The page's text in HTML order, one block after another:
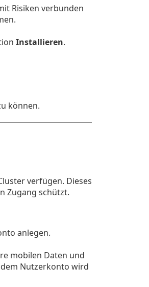
Risiken verbunden
Installieren.
können.
verfügen. Dieses
Zugang schützt.
anlegen.
mobilen Daten und
Nutzerkonto wird